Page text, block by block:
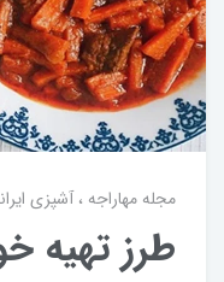
مجله مهاراجه آشپزی
طرز تهیه